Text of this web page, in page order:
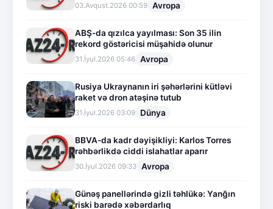
03.Avqust.2026 00:59 Avropa
ABŞ-da qızılca yayılması: Son 35 ilin
rekord göstəricisi müşahidə olunur
31.İyul.2026 05:46 Avropa
Rusiya Ukraynanın iri şəhərlərini kütləvi
raket və dron atəşinə tutub
31.İyul.2026 03:09 Dünya
BBVA-da kadr dəyişikliyi: Karlos Torres
rəhbərlikdə ciddi islahatlar aparır
30.İyul.2026 09:33 Avropa
Günəş panellərində gizli təhlükə: Yanğın
riski barədə xəbərdarlıq